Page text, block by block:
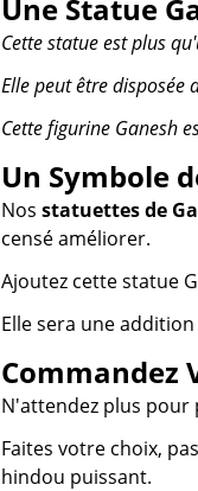
Une Statue
Cette statue est plus
Elle peut être disposée
Cette figurine Ganesh
Un Symbole
Nos statuettes de
censé améliorer.
Ajoutez cette statue
Elle sera une
Commandez
N'attendez plus
Faites votre choix,
hindou puissant.